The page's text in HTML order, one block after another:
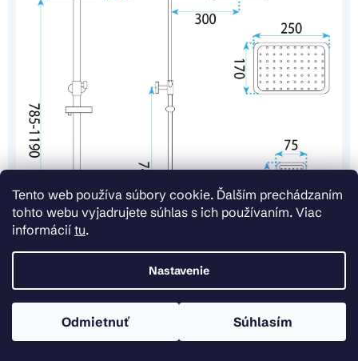
Tento web používa súbory cookie. Ďalším prechádzaním
tohto webu vyjadrujete súhlas s ich používaním. Viac
informácií tu.
Nastavenie
Odmietnuť Súhlasím